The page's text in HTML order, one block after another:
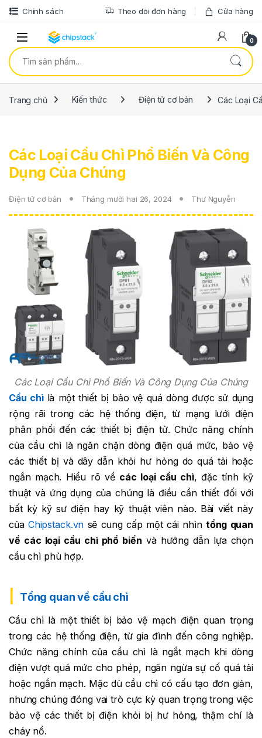
Bỏ qua để điều hướng
Bỏ qua nội dung
Chính sách Theo dõi đơn hàng Cửa hàng
0
Tìm kiếm:
Trang chủ Kiến thức Điện tử cơ bản Các Loại
Các Loại Cầu Chì Phổ Biến Và Công
Dụng Của Chúng
Điện tử cơ bản Tháng mười hai 26, 2024 Thư Nguyễn
Các Loại Cầu Chì Phổ Biến Và Công Dụng Của Chúng
Cầu chìlà một thiết bị bảo vệ quá dòng được sử dụng
rộng rãi trong các hệ thống điện, từ mạng lưới điện
phân phối đến các thiết bị điện tử. Chức năng chính
của cầu chì là ngăn chặn dòng điện quá mức, bảo vệ
các thiết bị và dây dẫn khỏi hư hỏng do quá tải hoặc
ngắn mạch. Hiểu rõ về các loại cầu chì, đặc tính kỹ
thuật và ứng dụng của chúng là điều cần thiết đối với
bất kỳ kỹ sư điện hay kỹ thuật viên nào. Bài viết này
của Chipstack.vn sẽ cung cấp một cái nhìn tổng quan
về các loại cầu chì phổ biến và hướng dẫn lựa chọn
cầu chì phù hợp.
Tổng quan về cầu chì
Cầu chì là một thiết bị bảo vệ mạch điện quan trọng
trong các hệ thống điện, từ gia đình đến công nghiệp.
Chức năng chính của cầu chì là ngắt mạch khi dòng
điện vượt quá mức cho phép, ngăn ngừa sự cố quá tải
hoặc ngắn mạch. Mặc dù cầu chì có cấu tạo đơn giản,
nhưng chúng đóng vai trò cực kỳ quan trọng trong việc
bảo vệ các thiết bị điện khỏi bị hư hỏng, thậm chí là
cháy nổ.